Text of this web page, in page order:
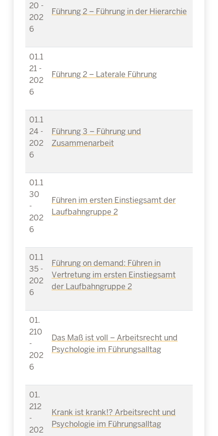
20 -
202
6
Führung 2 – Führung in der Hierarchie
01.1
21 -
202
6
Führung 2 – Laterale Führung
01.1
24 -
202
6
Führung 3 – Führung und
Zusammenarbeit
01.1
30
-
202
6
Führen im ersten Einstiegsamt der
Laufbahngruppe 2
01.1
35 -
202
6
Führung on demand: Führen in
Vertretung im ersten Einstiegsamt
der Laufbahngruppe 2
01.
210
-
202
6
Das Maß ist voll – Arbeitsrecht und
Psychologie im Führungsalltag
01.
212
-
202
Krank ist krank!? Arbeitsrecht und
Psychologie im Führungsalltag